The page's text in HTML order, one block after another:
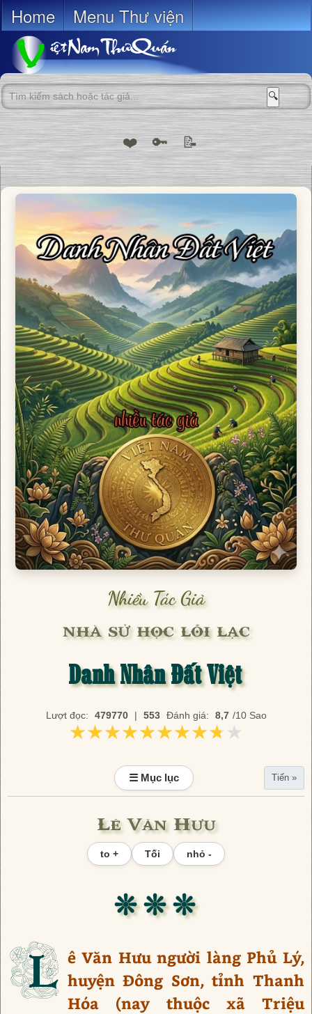
Home Menu Thư viện
🔍
❤️ 🔑 📝
Nhiều Tác Giả
nhà sử học lỗi lạc
Danh Nhân Đất Việt
Lượt đọc: 479770 | 553 Đánh giá: 8,7 /10 Sao
★★★★★★★★★★
★★★★★★★★★★
☰ Mục lục Tiến »
Lê Văn Hưu
to + Tối nhỏ -
❊ ❊ ❊
L ê Văn Hưu người làng Phủ Lý,
huyện Đông Sơn, tỉnh Thanh
Hóa (nay thuộc xã Triệu